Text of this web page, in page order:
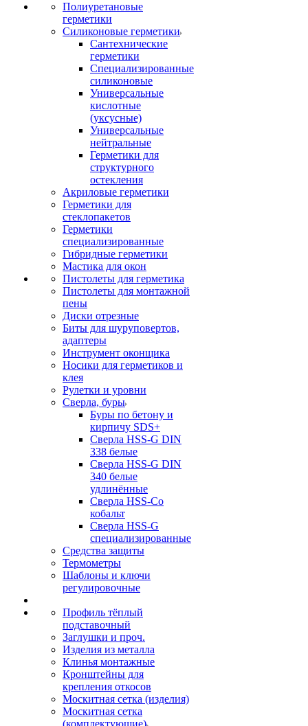
Полиуретановые
герметики
Силиконовые герметики
Сантехнические
герметики
Специализированные
силиконовые
Универсальные
кислотные
(уксусные)
Универсальные
нейтральные
Герметики для
структурного
остекления
Акриловые герметики
Герметики для
стеклопакетов
Герметики
специализированные
Гибридные герметики
Мастика для окон
Пистолеты для герметика
Пистолеты для монтажной
пены
Диски отрезные
Биты для шуруповертов,
адаптеры
Инструмент оконщика
Носики для герметиков и
клея
Рулетки и уровни
Сверла, буры
Буры по бетону и
кирпичу SDS+
Сверла HSS-G DIN
338 белые
Сверла HSS-G DIN
340 белые
удлинённые
Сверла HSS-Co
кобальт
Сверла HSS-G
специализированные
Средства защиты
Термометры
Шаблоны и ключи
регулировочные
Профиль тёплый
подставочный
Заглушки и проч.
Изделия из металла
Клинья монтажные
Кронштейны для
крепления откосов
Москитная сетка (изделия)
Москитная сетка
(комплектующие)